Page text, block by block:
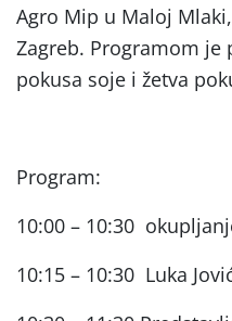
Agro Mip u Maloj
Zagreb. Programom
pokusa soje i žetva
Program:
10:00 – 10:30
10:15 – 10:30 Luka